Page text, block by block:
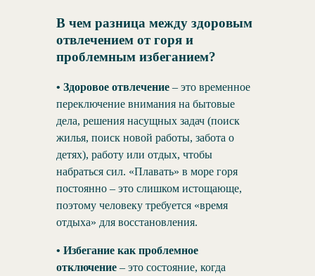
В чем разница между здоровым
отвлечением от горя и
проблемным избеганием?
• Здоровое отвлечение – это временное
переключение внимания на бытовые
дела, решения насущных задач (поиск
жилья, поиск новой работы, забота о
детях), работу или отдых, чтобы
набраться сил. «Плавать» в море горя
постоянно – это слишком истощающе,
поэтому человеку требуется «время
отдыха» для восстановления.
• Избегание как проблемное
отключение – это состояние, когда